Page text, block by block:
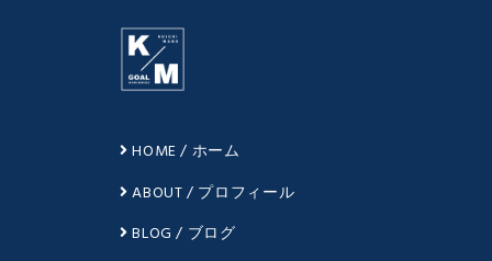
HOME / ホーム
ABOUT / プロフィール
BLOG / ブログ